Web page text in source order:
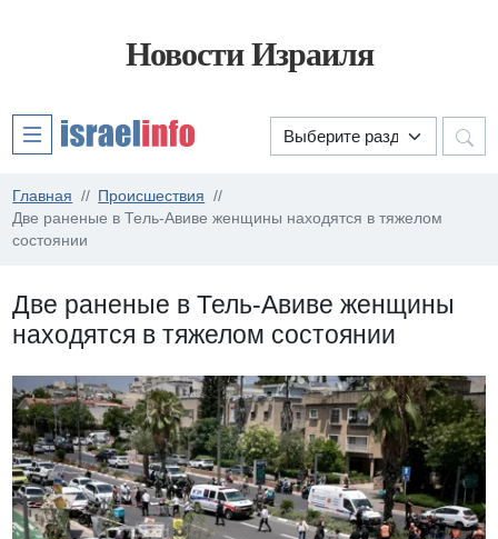
Новости Израиля
Главная
Происшествия
Две раненые в Тель-Авиве женщины находятся в тяжелом
состоянии
Две раненые в Тель-Авиве женщины
находятся в тяжелом состоянии